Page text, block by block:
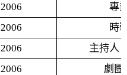
2006
專
2006
時
2006
主持人
2006
劇團